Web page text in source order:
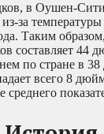
в Оушен-
за
Таким
составляет 44
по стране в
всего 8
среднего